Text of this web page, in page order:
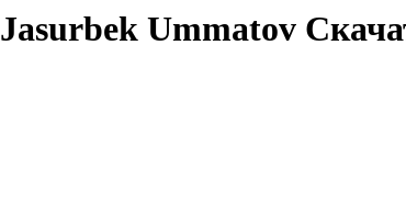
Ummatov